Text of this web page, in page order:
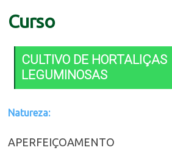
Curso
CULTIVO DE HORTALIÇAS
LEGUMINOSAS
Natureza:
APERFEIÇOAMENTO